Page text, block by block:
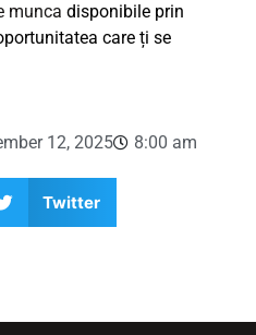
munca disponibile prin
care ți se
12, 2025 8:00 am
Twitter